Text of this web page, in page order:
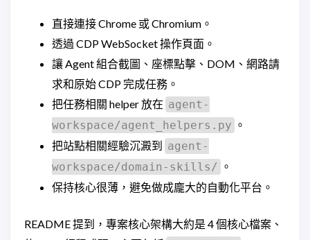
直接連接 Chrome 或 Chromium。
透過 CDP WebSocket 操作頁面。
讓 Agent 組合截圖、座標點擊、DOM、網路請
求和原始 CDP 完成任務。
把任務相關 helper 放在 agent-
workspace/agent_helpers.py 。
把站點相關經驗沉澱到
agent-
workspace/domain-skills/ 。
保持核心很薄，避免做成龐大的自動化平台。
README 提到，專案核心架構大約是 4 個核心檔案、